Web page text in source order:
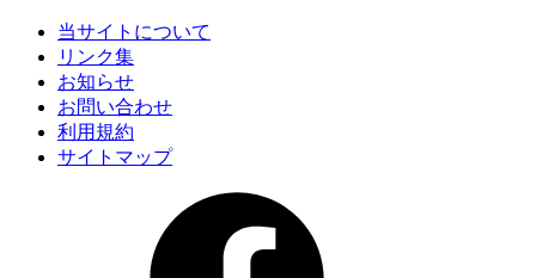
当サイトについて
リンク集
お知らせ
お問い合わせ
利用規約
サイトマップ